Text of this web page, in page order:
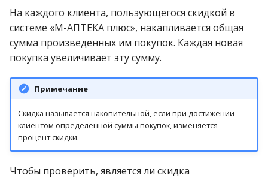
На каждого клиента, пользующегося скидкой в
системе «М-АПТЕКА плюс», накапливается общая
сумма произведенных им покупок. Каждая новая
покупка увеличивает эту сумму.
Примечание
Скидка называется накопительной, если при достижении
клиентом определенной суммы покупок, изменяется
процент скидки.
Чтобы проверить, является ли скидка